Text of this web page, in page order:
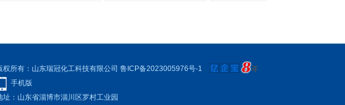
权所有：山东瑞冠化工科技有限公司 鲁ICP备2023005976号-1
手机版
址：山东省淄博市淄川区罗村工业园